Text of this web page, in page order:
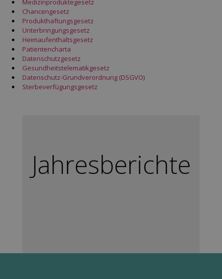
Medizinproduktegesetz
Chancengesetz
Produkthaftungsgesetz
Unterbringungsgesetz
Heimaufenthaltsgesetz
Patientencharta
Datenschutzgesetz
Gesundheitstelematikgesetz
Datenschutz-Grundverordnung (DSGVO)
Sterbeverfügungsgesetz
Jahresberichte